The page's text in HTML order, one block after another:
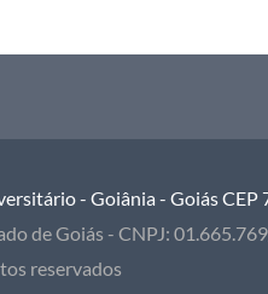
- Goiânia - Goiás
de Goiás - CNPJ:
reservados